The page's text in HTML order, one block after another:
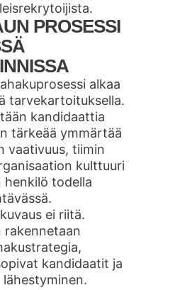
PROSESSI
alkaa
tarvekartoituksella.
kandidaattia
tärkeää ymmärtää
vaativuus, tiimin
kulttuuri
henkilö todella
ei riitä.
rakennetaan
kandidaatit ja